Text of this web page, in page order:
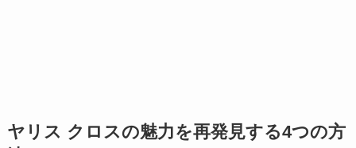
ヤリス クロスの魅力を再発見する4つの方